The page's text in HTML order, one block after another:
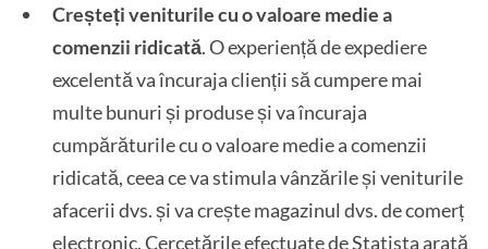
Creșteți veniturile cu o valoare medie a
comenzii ridicată. O experiență de expediere
excelentă va încuraja clienții să cumpere mai
multe bunuri și produse și va încuraja
cumpărăturile cu o valoare medie a comenzii
ridicată, ceea ce va stimula vânzările și veniturile
afacerii dvs. și va crește magazinul dvs. de comerț
electronic. Cercetările efectuate de Statista arată